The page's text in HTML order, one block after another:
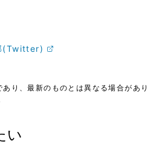
(Twitter)
り、最新のものとは異なる場合があり
い